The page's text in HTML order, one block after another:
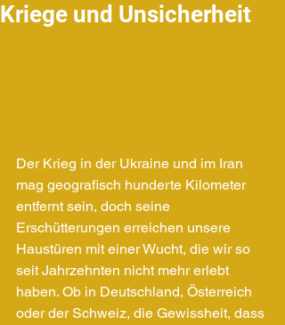
Kriege und Unsicherheit
Der Krieg in der Ukraine und im Iran
mag geografisch hunderte Kilometer
entfernt sein, doch seine
Erschütterungen erreichen unsere
Haustüren mit einer Wucht, die wir so
seit Jahrzehnten nicht mehr erlebt
haben. Ob in Deutschland, Österreich
oder der Schweiz, die Gewissheit, dass